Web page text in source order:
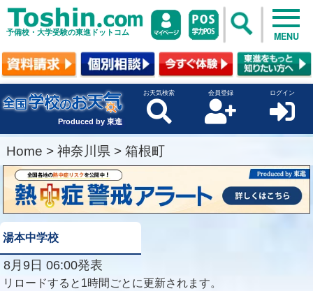
予備校・大学受験の東進ドットコム MENU
Produced by 東進
お天気検索 会員登録 ログイン
Home > 神奈川県 > 箱根町
湯本中学校
8月9日 06:00発表
リロードすると1時間ごとに更新されます。